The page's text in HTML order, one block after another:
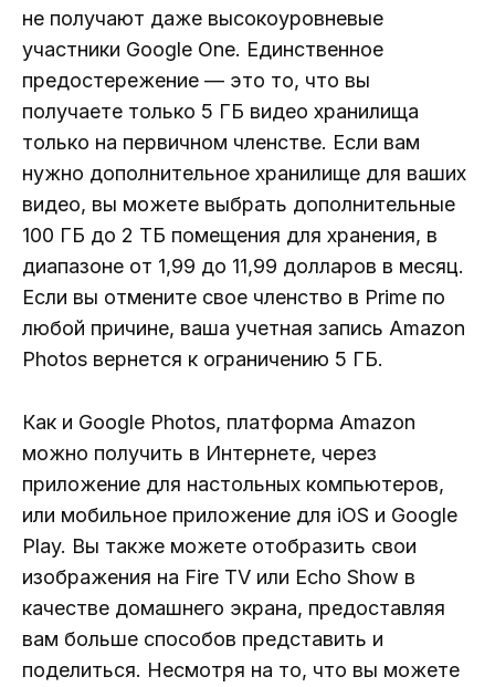
не получают даже высокоуровневые
участники Google One. Единственное
предостережение — это то, что вы
получаете только 5 ГБ видео хранилища
только на первичном членстве. Если вам
нужно дополнительное хранилище для ваших
видео, вы можете выбрать дополнительные
100 ГБ до 2 ТБ помещения для хранения, в
диапазоне от 1,99 до 11,99 долларов в месяц.
Если вы отмените свое членство в Prime по
любой причине, ваша учетная запись Amazon
Photos вернется к ограничению 5 ГБ.
Как и Google Photos, платформа Amazon
можно получить в Интернете, через
приложение для настольных компьютеров,
или мобильное приложение для iOS и Google
Play. Вы также можете отобразить свои
изображения на Fire TV или Echo Show в
качестве домашнего экрана, предоставляя
вам больше способов представить и
поделиться. Несмотря на то, что вы можете